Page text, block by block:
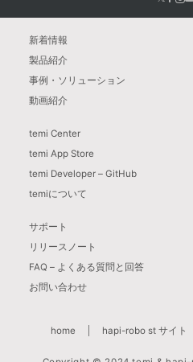
新着情報
製品紹介
事例・ソリューション
動画紹介
temi Center
temi App Store
temi Developer – GitHub
temiについて
サポート
リリースノート
FAQ – よくある質問と回答
お問い合わせ
home hapi-robo st サイト